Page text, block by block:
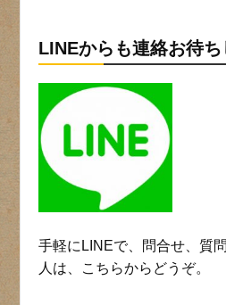
LINEからも連絡お待
手軽にLINEで、問合せ、質
人は、こちらからどうぞ。